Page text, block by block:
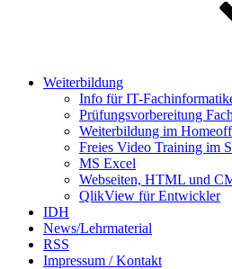
Weiterbildung
Info für IT-
Prüfungsvorbereitung
Weiterbildung im
Freies Video Training im
MS Excel
Webseiten, HTML und
QlikView für Entwickler
IDH
News/Lehrmaterial
RSS
Impressum / Kontakt